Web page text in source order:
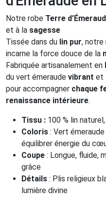
Notre robe Terre
et à la sagesse
Tissée dans du lin pur, notre
incarne la force douce de la
Fabriquée artisanalement en
du vert émeraude vibrant et
pour accompagner chaque
renaissance intérieure.
Tissu : 100 % lin
Coloris : Vert
équilibrer énergie du
Coupe : Longue, fluide,
grâce
Détails : Plis religieux
lumière divine